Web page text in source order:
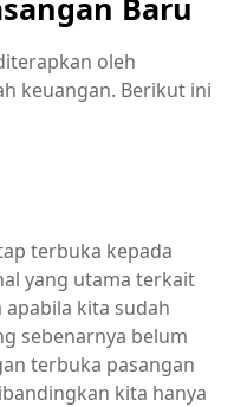
Baru
oleh
keuangan. Berikut ini
terbuka kepada
yang utama terkait
apabila kita sudah
sebenarnya belum
terbuka pasangan
kita hanya